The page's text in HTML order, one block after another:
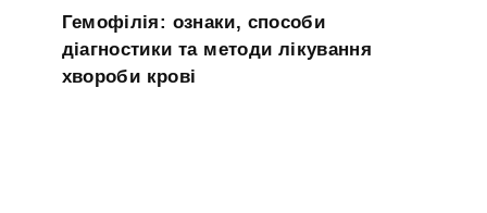
Гемофілія: ознаки, способи
діагностики та методи лікування
хвороби крові